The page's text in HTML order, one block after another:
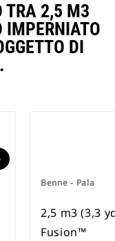
TRA 2,5 M3
IMPERNIATO
DI
Benne - Pala
2,5 m3 (3,3
Fusion™